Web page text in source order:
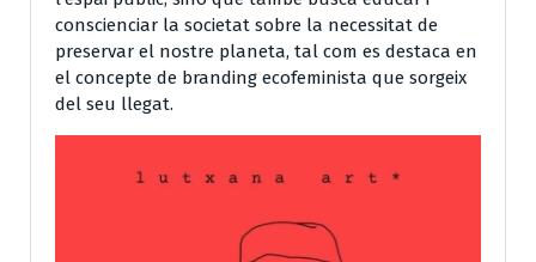
conscienciar la societat sobre la necessitat de
preservar el nostre planeta, tal com es destaca en
el concepte de branding ecofeminista que sorgeix
del seu llegat.